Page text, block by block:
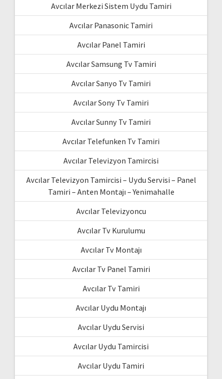
Avcılar Merkezi Sistem Uydu Tamiri
Avcılar Panasonic Tamiri
Avcılar Panel Tamiri
Avcılar Samsung Tv Tamiri
Avcılar Sanyo Tv Tamiri
Avcılar Sony Tv Tamiri
Avcılar Sunny Tv Tamiri
Avcılar Telefunken Tv Tamiri
Avcılar Televizyon Tamircisi
Avcılar Televizyon Tamircisi – Uydu Servisi – Panel
Tamiri – Anten Montajı – Yenimahalle
Avcılar Televizyoncu
Avcılar Tv Kurulumu
Avcılar Tv Montajı
Avcılar Tv Panel Tamiri
Avcılar Tv Tamiri
Avcılar Uydu Montajı
Avcılar Uydu Servisi
Avcılar Uydu Tamircisi
Avcılar Uydu Tamiri